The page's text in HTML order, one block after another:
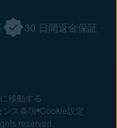
30 日間返金保証
reserved.
ンス条項 Cookie設定
移動する